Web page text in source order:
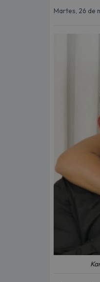
Martes, 26 de